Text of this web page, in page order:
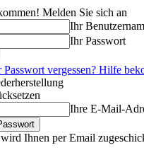
Melden Sie sich an
Ihr
Ihr Passwort
vergessen? Hilfe
Ihre E-Mail-
Ihnen per Email